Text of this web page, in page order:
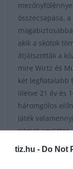
tiz.hu - Do Not
összecsapása,
akik a skótok
átjátszották a
mire Wirtz és
két legfiatalabb
illetve 21 év és
háromgólos
játék
német
helyzetek